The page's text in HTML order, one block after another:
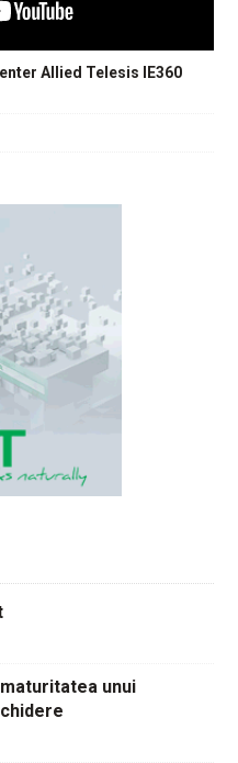
Allied Telesis IE360
unui